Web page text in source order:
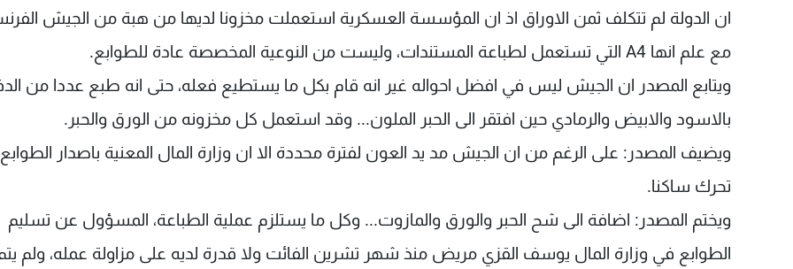
ان الدولة لم تتكلف ثمن الاوراق اذ ان المؤسسة العسكرية استعملت مخزونا لديها من هبة من الجيش
مع علم انها A4 التي تستعمل لطباعة المستندات، وليست من النوعية المخصصة عادة للطوابع.
ويتابع المصدر ان الجيش ليس في افضل احواله غير انه قام بكل ما يستطيع فعله، حتى انه طبع عددا من
بالاسود والابيض والرمادي حين افتقر الى الحبر الملون... وقد استعمل كل مخزونه من الورق والحبر.
ويضيف المصدر: على الرغم من ان الجيش مد يد العون لفترة محددة الا ان وزارة المال المعنية باصدار
تحرك ساكنا.
ويختم المصدر: اضافة الى شح الحبر والورق والمازوت... وكل ما يستلزم عملية الطباعة، المسؤول عن تسليم
الطوابع في وزارة المال يوسف القزي مريض منذ شهر تشرين الفائت ولا قدرة لديه على مزاولة عمله، ولم